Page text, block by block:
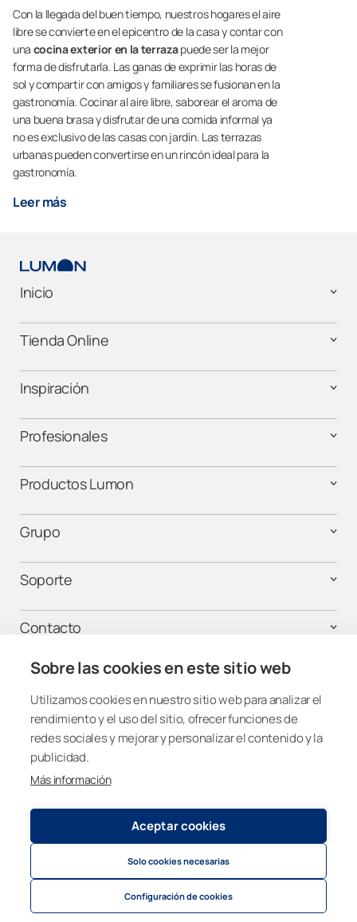
Sobre las cookies en este sitio web
Utilizamos cookies en nuestro sitio web para analizar el
rendimiento y el uso del sitio, ofrecer funciones de
redes sociales y mejorar y personalizar el contenido y la
publicidad.
Más información
Aceptar cookies
Solo cookies necesarias
Configuración de cookies
Con la llegada del buen tiempo, nuestros hogares el aire
libre se convierte en el epicentro de la casa y contar con
una cocina exterior en la terrazapuede ser la mejor
forma de disfrutarla. Las ganas de exprimir las horas de
sol y compartir con amigos y familiares se fusionan en la
gastronomía. Cocinar al aire libre, saborear el aroma de
una buena brasa y disfrutar de una comida informal ya
no es exclusivo de las casas con jardín. Las terrazas
urbanas pueden convertirse en un rincón ideal para la
gastronomía.
Leer más
Inicio
Tienda Online
Inspiración
Profesionales
Productos Lumon
Grupo
Soporte
Contacto
¡Mantente conectado!
Spain
Política de privacidad y cookies